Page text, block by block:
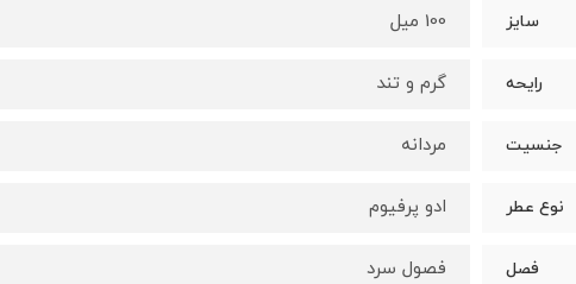
سایز 100 میل
رایحه گرم و تند
جنسیت مردانه
نوع عطر ادو پرفیوم
فصل فصول سرد